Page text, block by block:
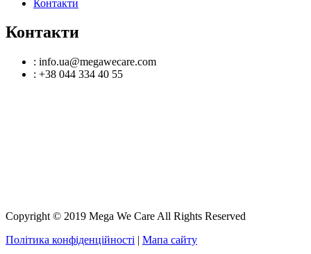
Контакти
Контакти
: info.ua@megawecare.com
: +38 044 334 40 55
Copyright © 2019 Mega We Care All Rights Reserved
Політика конфіденційності | Мапа сайту